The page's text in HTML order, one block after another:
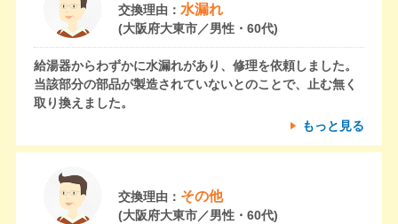
交換理由： 水漏れ
(大阪府大東市／男性・60代)
給湯器からわずかに水漏れがあり、修理を依頼しました。
当該部分の部品が製造されていないとのことで、止む無く
取り換えました。
もっと見る
交換理由： その他
(大阪府大東市／男性・60代)